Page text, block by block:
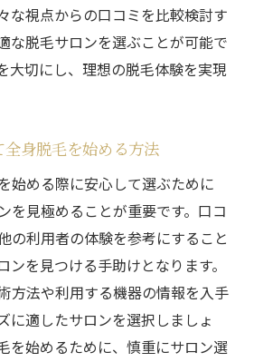
な視点からの口コミを比較検討す
な脱毛サロンを選ぶことが可能で
大切にし、理想の脱毛体験を実現
身脱毛を始める方法
始める際に安心して選ぶために
を見極めることが重要です。口コ
の利用者の体験を参考にすること
ンを見つける手助けとなります。
方法や利用する機器の情報を入手
に適したサロンを選択しましょ
を始めるために、慎重にサロン選